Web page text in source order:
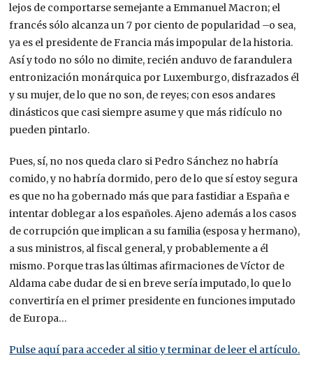
lejos de comportarse semejante a Emmanuel Macron; el
francés sólo alcanza un 7 por ciento de popularidad –o sea,
ya es el presidente de Francia más impopular de la historia.
Así y todo no sólo no dimite, recién anduvo de farandulera
entronización monárquica por Luxemburgo, disfrazados él
y su mujer, de lo que no son, de reyes; con esos andares
dinásticos que casi siempre asume y que más ridículo no
pueden pintarlo.
Pues, sí, no nos queda claro si Pedro Sánchez no habría
comido, y no habría dormido, pero de lo que sí estoy segura
es que no ha gobernado más que para fastidiar a España e
intentar doblegar a los españoles. Ajeno además a los casos
de corrupción que implican a su familia (esposa y hermano),
a sus ministros, al fiscal general, y probablemente a él
mismo. Porque tras las últimas afirmaciones de Víctor de
Aldama cabe dudar de si en breve sería imputado, lo que lo
convertiría en el primer presidente en funciones imputado
de Europa…
Pulse aquí para acceder al sitio y terminar de leer el artículo.